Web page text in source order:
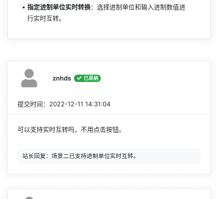
指定进制单位实时转换：选择进制单位和输入进制数值进
行实时互转。
znhds 已采纳
提交时间： 2022-12-11 14:31:04
可以支持实时互转吗，不用点击按钮。